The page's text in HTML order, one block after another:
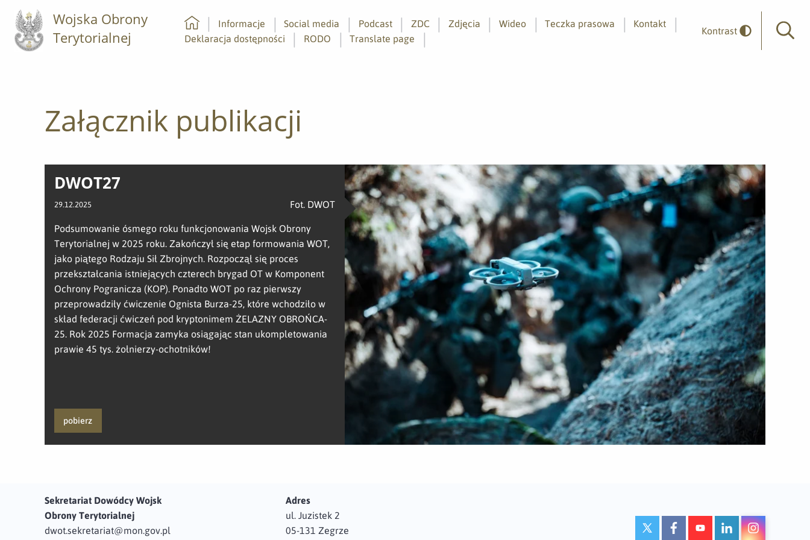
Wojska Obrony
Terytorialnej
Strona główna
Informacje Social media Podcast ZDC Zdjęcia Wideo Teczka prasowa
Kontakt
Deklaracja dostępności
RODO Translate page
Kontrast
Załącznik publikacji
DWOT27
29.12.2025 Fot. DWOT
Podsumowanie ósmego roku funkcjonowania Wojsk Obrony
Terytorialnej w 2025 roku. Zakończył się etap formowania WOT,
jako piątego Rodzaju Sił Zbrojnych. Rozpoczął się proces
przekształcania istniejących czterech brygad OT w Komponent
Ochrony Pogranicza (KOP). Ponadto WOT po raz pierwszy
przeprowadziły ćwiczenie Ognista Burza-25, które wchodziło w
skład federacji ćwiczeń pod kryptonimem ŻELAZNY OBROŃCA-
25. Rok 2025 Formacja zamyka osiągając stan ukompletowania
prawie 45 tys. żołnierzy-ochotników!
pobierz
Sekretariat Dowódcy Wojsk
Obrony Terytorialnej
dwot.sekretariat@mon.gov.pl
Adres
ul. Juzistek 2
05-131 Zegrze